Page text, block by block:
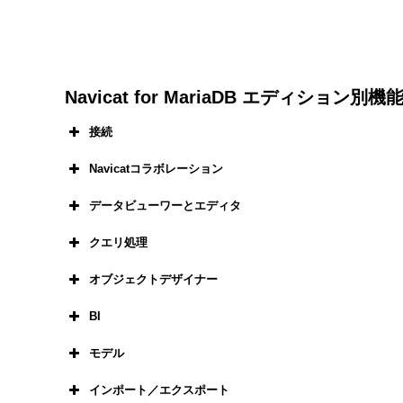
Navicat for MariaDB エディション別機
接続
Navicatコラボレーション
データビューワーとエディタ
クエリ処理
オブジェクトデザイナー
BI
モデル
インポート／エクスポート